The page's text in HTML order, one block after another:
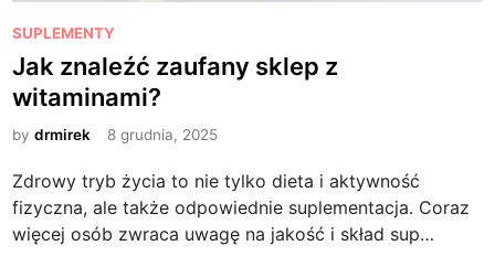
P
o
t
e
i
n
SUPLEMENTY
Jak znaleźć zaufany sklep z
witaminami?
bydrmirek 8 grudnia, 2025
Zdrowy tryb życia to nie tylko dieta i aktywność
fizyczna, ale także odpowiednie suplementacja. Coraz
więcej osób zwraca uwagę na jakość i skład sup…